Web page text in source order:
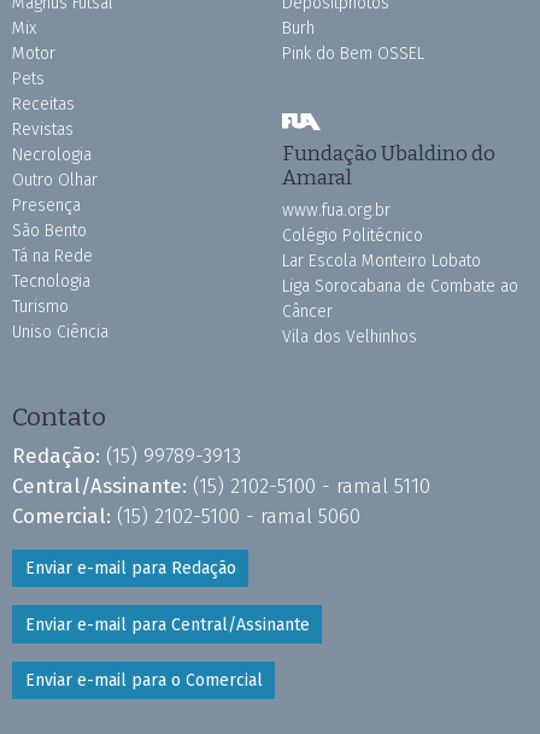
Mix
Motor
Pets
Receitas
Revistas
Necrologia
Outro Olhar
Presença
São Bento
Tá na Rede
Tecnologia
Turismo
Uniso Ciência
Burh
Pink do Bem OSSEL
Fundação Ubaldino do
Amaral
www.fua.org.br
Colégio Politécnico
Lar Escola Monteiro Lobato
Liga Sorocabana de Combate ao
Câncer
Vila dos Velhinhos
Contato
Redação: (15) 99789-3913
Central/Assinante: (15) 2102-5100 - ramal 5110
Comercial: (15) 2102-5100 - ramal 5060
Enviar e-mail para Redação
Enviar e-mail para Central/Assinante
Enviar e-mail para o Comercial